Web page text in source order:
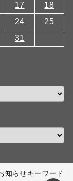
17
18
24
25
31
知らせキーワード